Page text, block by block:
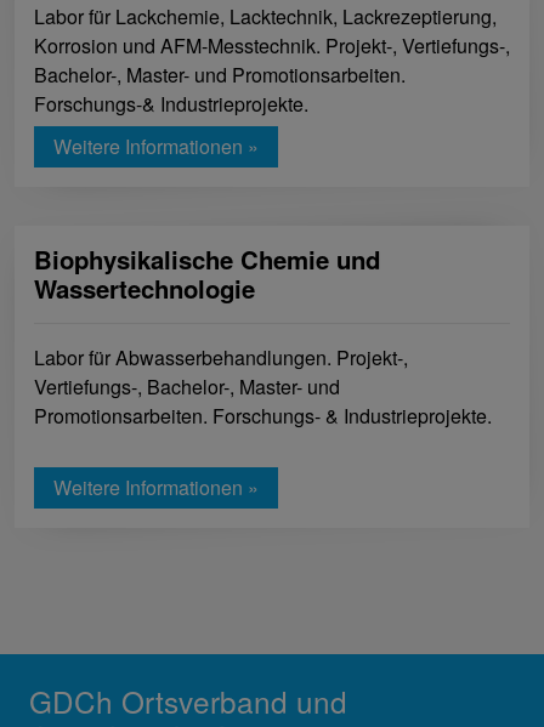
Labor für Lackchemie, Lacktechnik, Lackrezeptierung,
Korrosion und AFM-Messtechnik. Projekt-, Vertiefungs-,
Bachelor-, Master- und Promotionsarbeiten.
Forschungs-& Industrieprojekte.
Weitere Informationen »
Biophysikalische Chemie und
Wassertechnologie
Labor für Abwasserbehandlungen. Projekt-,
Vertiefungs-, Bachelor-, Master- und
Promotionsarbeiten. Forschungs- & Industrieprojekte.
Weitere Informationen »
GDCh Ortsverband und